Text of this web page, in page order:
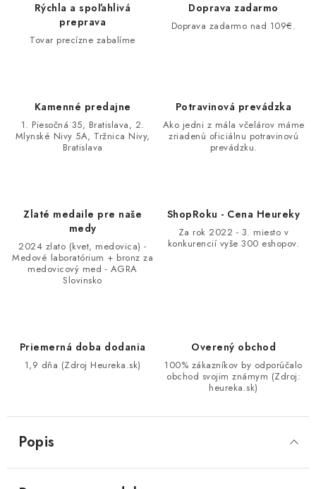
Rýchla a spoľahlivá
preprava
Tovar precízne zabalíme
Doprava zadarmo
Doprava zadarmo nad 109€.
Kamenné predajne
1. Piesočná 35, Bratislava, 2.
Mlynské Nivy 5A, Tržnica Nivy,
Bratislava
Potravinová prevádzka
Ako jedni z mála včelárov máme
zriadenú oficiálnu potravinovú
prevádzku.
Zlaté medaile pre naše
medy
2024 zlato (kvet, medovica) -
Medové laboratórium + bronz za
medovicový med - AGRA
Slovinsko
ShopRoku - Cena Heureky
Za rok 2022 - 3. miesto v
konkurencií vyše 300 eshopov.
Priemerná doba dodania
1,9 dňa (Zdroj Heureka.sk)
Overený obchod
100% zákazníkov by odporúčalo
obchod svojim známym (Zdroj:
heureka.sk)
Popis